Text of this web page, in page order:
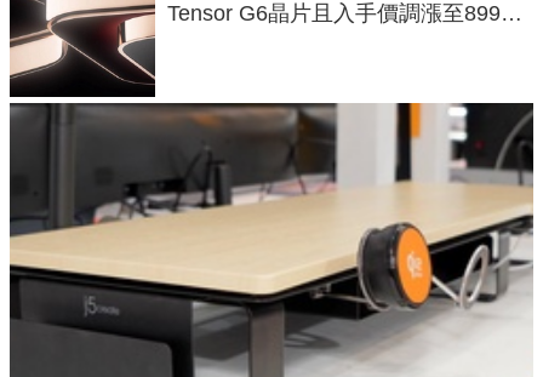
Tensor G6晶片且入手價調漲至899美